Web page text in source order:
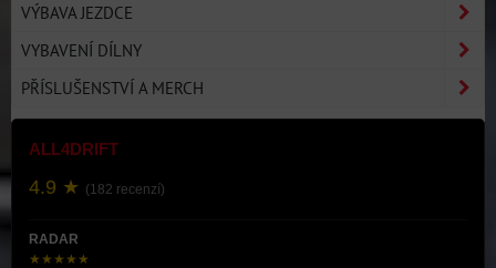
VÝBAVA JEZDCE
VYBAVENÍ DÍLNY
PŘÍSLUŠENSTVÍ A MERCH
ALL4DRIFT
4.9 ★ (182 recenzí)
RADAR
★★★★★